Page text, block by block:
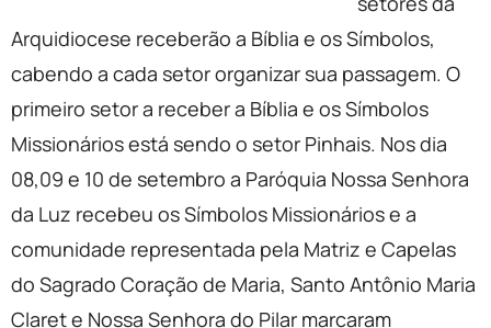
Arquidiocese receberão a Bíblia e os Símbolos,
cabendo a cada setor organizar sua passagem. O
primeiro setor a receber a Bíblia e os Símbolos
Missionários está sendo o setor Pinhais. Nos dia
08,09 e 10 de setembro a Paróquia Nossa Senhora
da Luz recebeu os Símbolos Missionários e a
comunidade representada pela Matriz e Capelas
do Sagrado Coração de Maria, Santo Antônio Maria
Claret e Nossa Senhora do Pilar marcaram